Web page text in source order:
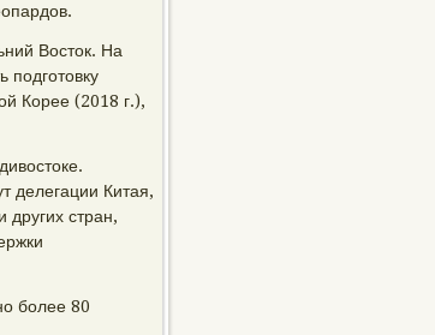
Восток. На
подготовку
Корее (2018 г.),
делегации Китая,
стран,
более 80